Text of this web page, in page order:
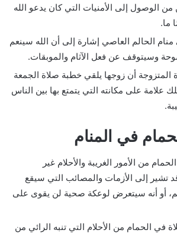
الوصول إلى الأمنيات التي كان يدعو الله
ما.
الحالم العاصي إشارة إلى أن الله سينعم
وسيتوقف عن فعل الآثام والموبقات.
المتزوجة أن زوجها يلقي خطبة صلاة الجمعة
علامة على مكانته التي يتمتع بها بين الناس
في المنام
من الأمور الغريبة والأحلام غير
تشير إلى الأزمات والمصائب التي سيقع
أو أنه سيتعرض لوعكة صحية لن يقوى على
في الحمام من الأحلام التي تنبه الرائي من